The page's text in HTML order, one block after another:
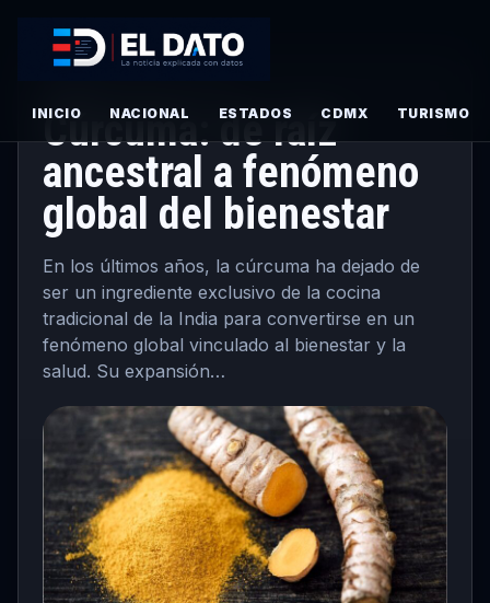
INICIO NACIONAL ESTADOS CDMX TURISMO
Cúrcuma: de raíz
ancestral a fenómeno
global del bienestar
En los últimos años, la cúrcuma ha dejado de
ser un ingrediente exclusivo de la cocina
tradicional de la India para convertirse en un
fenómeno global vinculado al bienestar y la
salud. Su expansión…